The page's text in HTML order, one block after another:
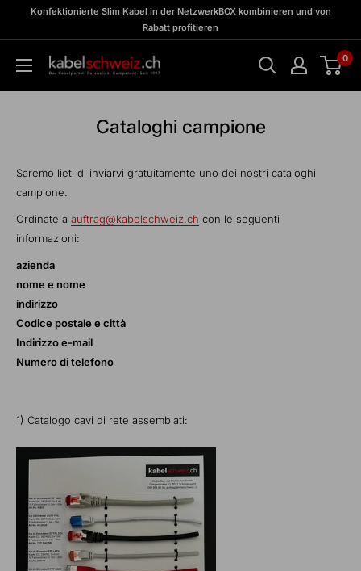
zu
BOX
Konfektionierte Slim Kabel in der NetzwerkBOX kombinieren und von
Rabatt profitieren
kabelschweiz 0
Cataloghi campione
Saremo lieti di inviarvi gratuitamente uno dei nostri cataloghi
campione.
Ordinate a auftrag@kabelschweiz.ch con le seguenti
informazioni:
azienda
nome e nome
indirizzo
Codice postale e città
Indirizzo e-mail
Numero di telefono
1) Catalogo cavi di rete assemblati: